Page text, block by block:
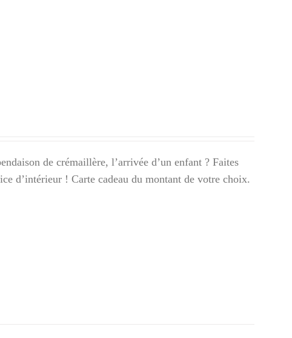
de crémaillère, l’arrivée d’un enfant ? Faites
d’intérieur ! Carte cadeau du montant de votre choix.